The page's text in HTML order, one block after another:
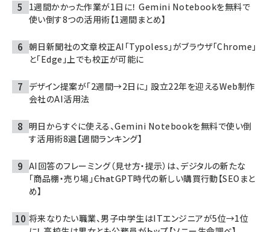
1週間かかった作業が1日に！ Gemini Notebookを無料で
使い倒す8つの活用術【1週間まとめ】
朝日新聞社の文章校正AI「Typoless」がブラウザ「Chrome」
と「Edge」上でも校正が可能に
デザイン提案が「2週間→2日に」 設立22年を迎えるWeb制作
会社のAI活用法
明日からすぐに使える、Gemini Notebookを無料で使い倒
す活用術8選【週間ランキング】
AI回答のフレーミング（見せ方・提示）は、デジタルの新たな
「商品棚・売り場」――ChatGPT時代の新しい購買行動【SEOまと
め】
将来なりたい職業、男子中学生はITエンジニアが5位→1位